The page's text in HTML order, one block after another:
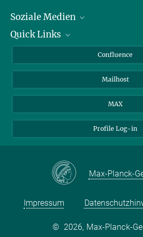
honour.mccann@tuebingen.mpg.de
Soziale Medien
LinkedIn
YouTube
Quick Links
Für Journalisten und Journalistinnen
Über Tiere in der Forschung
Ihr Weg zu uns
Confluence
Mailhost
MAX
Profile Log-in
Max-Planck-
Impressum
© 2026, Max-Planck-